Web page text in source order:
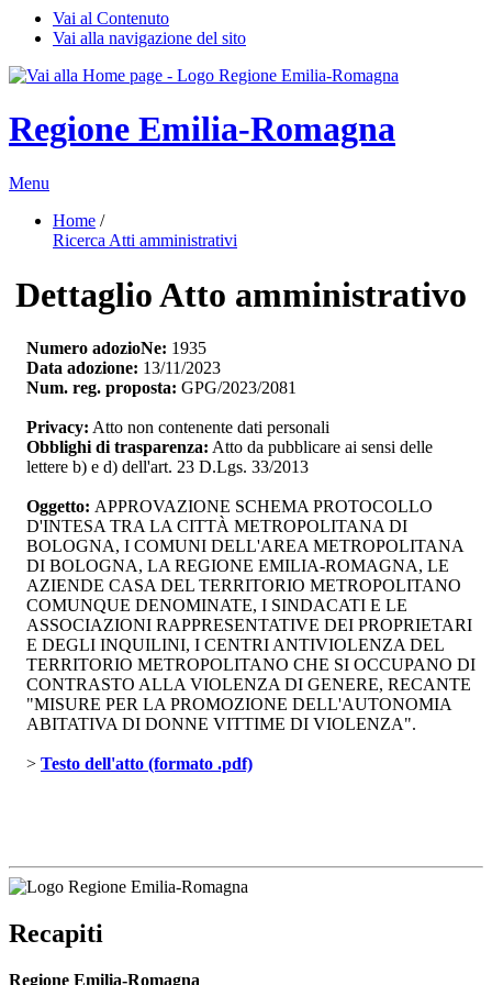
Vai al Contenuto
Vai alla navigazione del sito
Regione Emilia-Romagna
Menu
Home /
Ricerca Atti amministrativi
Dettaglio Atto amministrativo
Numero adozioNe: 1935
Data adozione: 13/11/2023
Num. reg. proposta: GPG/2023/2081
Privacy: Atto non contenente dati personali
Obblighi di trasparenza: Atto da pubblicare ai sensi delle
lettere b) e d) dell'art. 23 D.Lgs. 33/2013
Oggetto: APPROVAZIONE SCHEMA PROTOCOLLO
D'INTESA TRA LA CITTÀ METROPOLITANA DI
BOLOGNA, I COMUNI DELL'AREA METROPOLITANA
DI BOLOGNA, LA REGIONE EMILIA-ROMAGNA, LE
AZIENDE CASA DEL TERRITORIO METROPOLITANO
COMUNQUE DENOMINATE, I SINDACATI E LE
ASSOCIAZIONI RAPPRESENTATIVE DEI PROPRIETARI
E DEGLI INQUILINI, I CENTRI ANTIVIOLENZA DEL
TERRITORIO METROPOLITANO CHE SI OCCUPANO DI
CONTRASTO ALLA VIOLENZA DI GENERE, RECANTE
"MISURE PER LA PROMOZIONE DELL'AUTONOMIA
ABITATIVA DI DONNE VITTIME DI VIOLENZA".
> Testo dell'atto (formato .pdf)
Recapiti
Regione Emilia-Romagna